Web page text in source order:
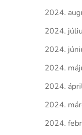
2024.
2024.
2024.
2024.
2024.
2024.
2024.